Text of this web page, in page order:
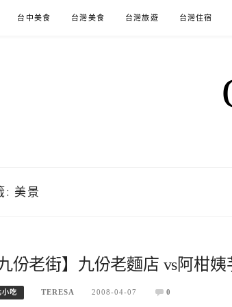
台中美食 台灣美食 台灣旅遊 台灣住宿
: 美景
九份老街】九份老麵店 vs阿柑
小吃 TERESA 2008-04-07 0